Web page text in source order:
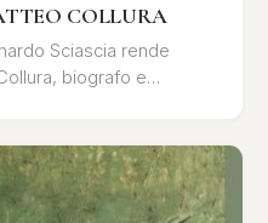
COLLURA
Sciascia rende
biografo e